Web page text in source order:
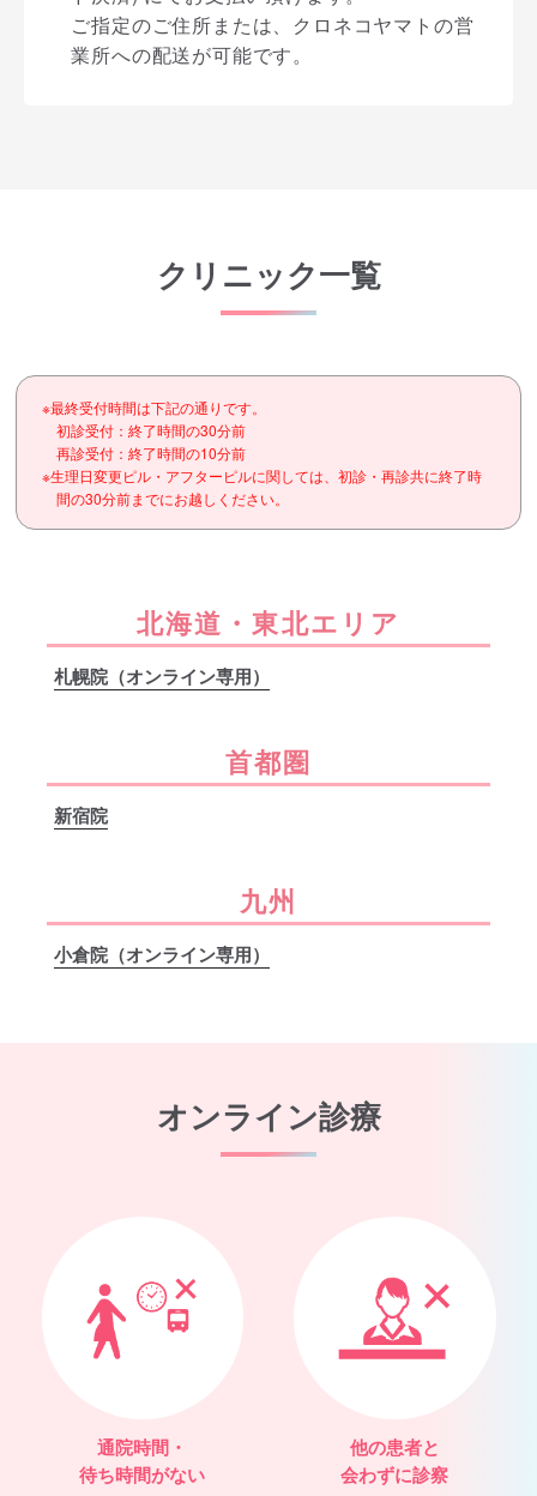
ご指定のご住所または、クロネコヤマトの営
業所への配送が可能です。
クリニック一覧
※最終受付時間は下記の通りです。
初診受付：終了時間の30分前
再診受付：終了時間の10分前
※生理日変更ピル・アフターピルに関しては、初診・再診共に終了時
間の30分前までにお越しください。
北海道・東北エリア
札幌院（オンライン専用）
首都圏
新宿院
九州
小倉院（オンライン専用）
オンライン診療
通院時間・
待ち時間がない
他の患者と
会わずに診察